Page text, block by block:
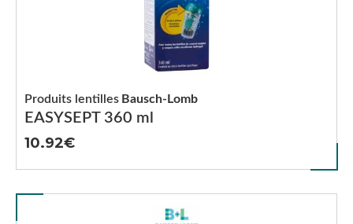
EASYSEPT 360 ml
Produits lentilles Bausch-Lomb
10.92